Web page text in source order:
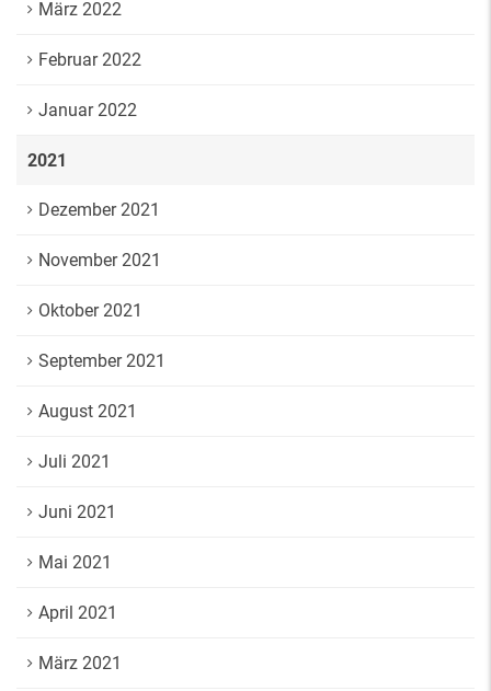
März 2022
Februar 2022
Januar 2022
2021
Dezember 2021
November 2021
Oktober 2021
September 2021
August 2021
Juli 2021
Juni 2021
Mai 2021
April 2021
März 2021